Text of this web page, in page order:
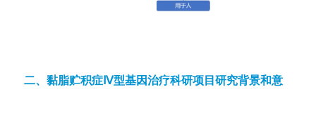
二、黏脂贮积症Ⅳ型基因治疗科研项目研究背景和意